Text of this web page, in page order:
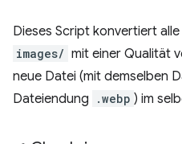
Dieses Script konvertiert
images/ mit einer Qualität
neue Datei (mit demselben
Dateiendung
.webp ) im